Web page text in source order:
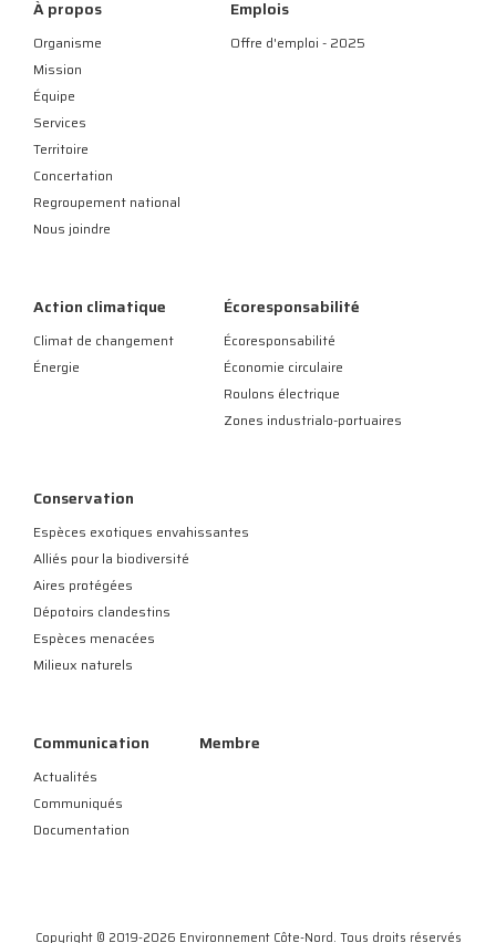
À propos
Organisme
Mission
Équipe
Services
Territoire
Concertation
Regroupement national
Nous joindre
Emplois
Offre d'emploi - 2025
Action climatique
Climat de changement
Énergie
Écoresponsabilité
Écoresponsabilité
Économie circulaire
Roulons électrique
Zones industrialo-portuaires
Conservation
Espèces exotiques envahissantes
Alliés pour la biodiversité
Aires protégées
Dépotoirs clandestins
Espèces menacées
Milieux naturels
Communication
Actualités
Communiqués
Documentation
Membre
Copyright © 2019-2026 Environnement Côte-Nord. Tous droits réservés